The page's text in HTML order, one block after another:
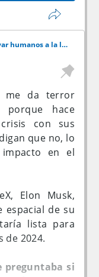
estaciones,
director de
que se hacía
al país,
existen giras
queda de
pasaron a
a lo
Elon Musk quiere llevar humanos a la luna
me da terror
porque hace
con sus
que no, lo
en el
Elon Musk,
espacial de su
lista para
de 2024.
preguntaba si